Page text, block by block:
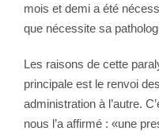
mois et demi a été
que nécessite sa
Les raisons de cette
principale est le renvoi
administration à l’autre.
nous l’a affirmé : «une